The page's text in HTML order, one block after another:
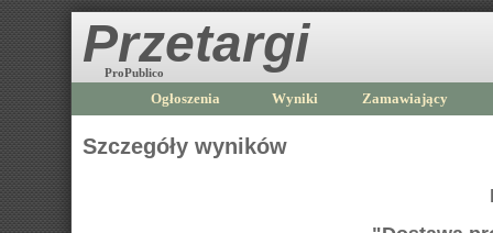
Przetargi
ProPublico
Ogłoszenia Wyniki Zamawiający
Szczegóły wyników